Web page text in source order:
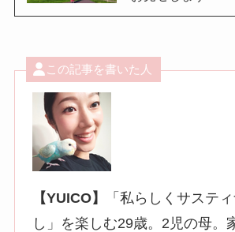
この記事を書いた人
【YUICO】
「私らしくサステ
し」を楽しむ29歳。2児の母。